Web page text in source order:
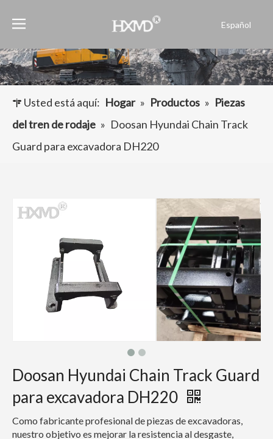
Español
العربية
Français
Pусский
Usted está aquí: Hogar » Productos » Piezas
del tren de rodaje » Doosan Hyundai Chain Track
Guard para excavadora DH220
Doosan Hyundai Chain Track Guard
para excavadora DH220
Como fabricante profesional de piezas de excavadoras,
nuestro objetivo es mejorar la resistencia al desgaste,